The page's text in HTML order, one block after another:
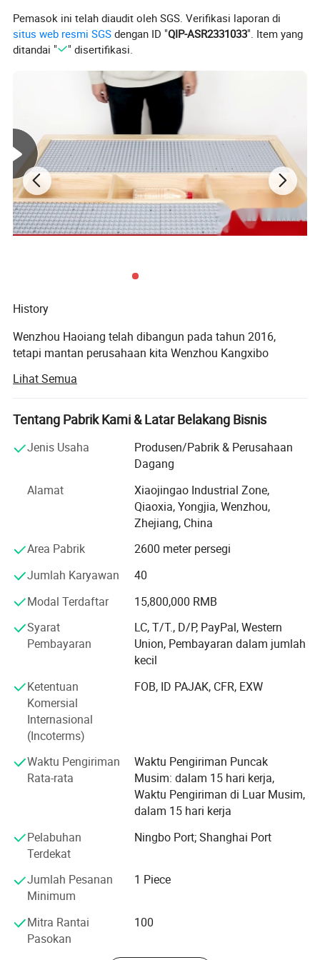
MENGAPA MEMILIH HAO XIANG?
1. Pabrik ini menarik pelanggan dari
120 negara. Dan pelanggan sering membeli dan bisnis
mereka mulai berkembang sejak mereka melakukan
pemesanan dengan Haoxiang.
Pemasok ini telah diaudit oleh SGS. Verifikasi laporan di
situs web resmi SGS dengan ID "QIP-ASR2331033". Item yang
ditandai "
" disertifikasi.
History
Wenzhou Haoiang telah dibangun pada tahun 2016,
tetapi mantan perusahaan kita Wenzhou Kangxibo
2005. Kami adalah salah satu perusahaan terintegrasi
terkemuka dalam bidang riset, desain, manufaktur,
penjualan, instalasi, dan penyajian peralatan bermain.
pembuatan CAD, pusat pengujian kualitas dan
departemen penjualan. Kami percaya bahwa pengalaman
kami dalam memproduksi peralatan lapangan akan
memberi kami hak atas kepercayaan diri Anda. Jadi, kami
ingin memiliki kesempatan untuk menunjukkan
kemampuan kami dalam memberikan produk berkualitas
tinggi dan kebaruan.
Kami berharap untuk terlibat dalam hubungan bisnis
dengan Anda. Jika ada pertanyaan, Anda dapat
menghubungi kami kapan saja.
Produk
bermain luar ruang, taman bermain plastik, furnitur, taman
bermain dalam ruangan, taman bermain petualangan luar
ruangan, Ball Kolam, Gedung TK
Aplikasi Produk
, Prasekolah, Sekolah, Taman Hiburan, persegi,
Supermarket, taman bermain dalam ruangan, halaman
belakang, keluarga, pusat layanan bayi
ISO9001: 2008, GB/T28001-2001, CE,
Produk kami menjual lebih dari 80 negara di seluruh dunia
seperti Eropa, Amerika Utara, Timur Tengah, Asia
Tenggara dan Afrika dan lain-lain
Lihat Semua
Tentang Pabrik Kami & Latar Belakang Bisnis
Jenis Usaha
Produsen/Pabrik & Perusahaan
Dagang
Alamat
Xiaojingao Industrial Zone,
Qiaoxia, Yongjia, Wenzhou,
Zhejiang, China
Area Pabrik
2600 meter persegi
Jumlah Karyawan
40
Modal Terdaftar
15,800,000 RMB
Syarat
Pembayaran
LC, T/T., D/P, PayPal, Western
Union, Pembayaran dalam jumlah
kecil
Ketentuan
Komersial
Internasional
(Incoterms)
FOB, ID PAJAK, CFR, EXW
Waktu Pengiriman
Rata-rata
Waktu Pengiriman Puncak
Musim: dalam 15 hari kerja,
Waktu Pengiriman di Luar Musim,
dalam 15 hari kerja
Pelabuhan
Terdekat
Ningbo Port; Shanghai Port
Jumlah Pesanan
Minimum
1 Piece
Mitra Rantai
Pasokan
100